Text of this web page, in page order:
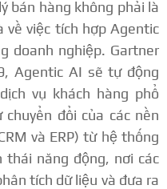
bán hàng không phải là
về việc tích hợp Agentic
doanh nghiệp. Gartner
Agentic AI sẽ tự động
vụ khách hàng phổ
đổi của các nền
và ERP) từ hệ thống
năng động, nơi các
tích dữ liệu và đưa ra